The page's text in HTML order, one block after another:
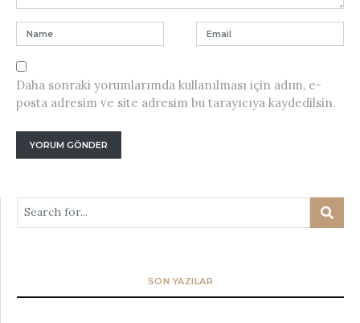
Daha sonraki yorumlarımda kullanılması için adım, e-
posta adresim ve site adresim bu tarayıcıya kaydedilsin.
SON YAZILAR